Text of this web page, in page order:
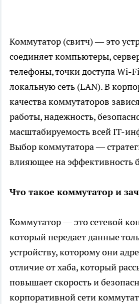
Коммутатор (свитч) — это
соединяет компьютеры,
телефоны, точки доступа Wi-
локальную сеть (LAN). В
качества коммутаторов
работы, надежность,
масштабируемость всей IT-
Выборкоммутатора—
влияющее на эффективность
Что такое коммутатор и
Коммутатор — это сетевой
который передает данные
устройству, которому они
отличие от хаба, который
повышает скорость и
корпоративной сети